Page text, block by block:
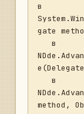
в
gate
method,